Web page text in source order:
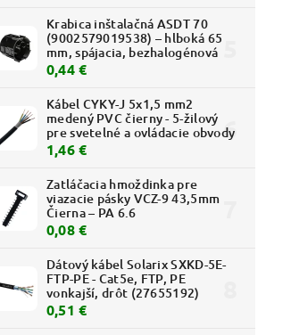
Krabica inštalačná ASDT 70
(9002579019538) – hlboká 65
mm, spájacia, bezhalogénová
0,44 €
Kábel CYKY-J 5x1,5 mm2
medený PVC čierny - 5-žilový
pre svetelné a ovládacie obvody
1,46 €
Zatláčacia hmoždinka pre
viazacie pásky VCZ-9 43,5mm
Čierna – PA 6.6
0,08 €
Dátový kábel Solarix SXKD-5E-
FTP-PE - Cat5e, FTP, PE
vonkajší, drôt (27655192)
0,51 €